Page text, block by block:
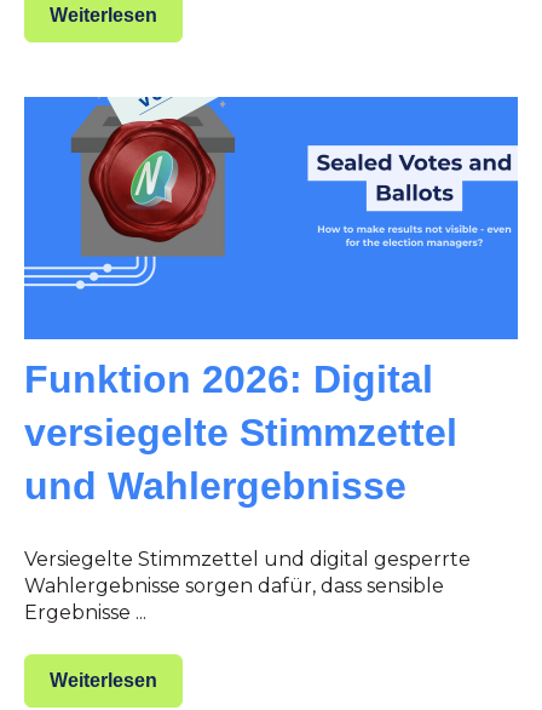
Weiterlesen
Funktion 2026: Digital
versiegelte Stimmzettel
und Wahlergebnisse
Versiegelte Stimmzettel und digital gesperrte
Wahlergebnisse sorgen dafür, dass sensible
Ergebnisse ...
Weiterlesen